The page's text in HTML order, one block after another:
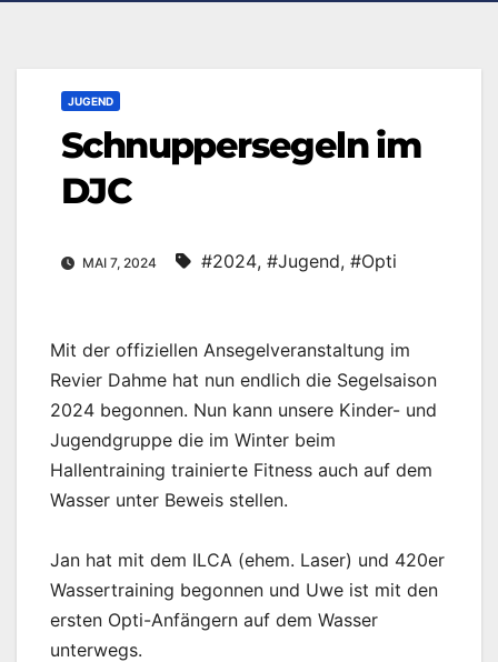
JUGEND
Schnuppersegeln im
DJC
MAI 7, 2024 #2024, #Jugend, #Opti
Mit der offiziellen Ansegelveranstaltung im
Revier Dahme hat nun endlich die Segelsaison
2024 begonnen. Nun kann unsere Kinder- und
Jugendgruppe die im Winter beim
Hallentraining trainierte Fitness auch auf dem
Wasser unter Beweis stellen.
Jan hat mit dem ILCA (ehem. Laser) und 420er
Wassertraining begonnen und Uwe ist mit den
ersten Opti-Anfängern auf dem Wasser
unterwegs.